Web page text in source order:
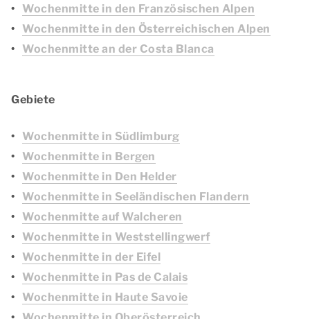
Wochenmitte in den Französischen Alpen
Wochenmitte in den Österreichischen Alpen
Wochenmitte an der Costa Blanca
Gebiete
Wochenmitte in Südlimburg
Wochenmitte in Bergen
Wochenmitte in Den Helder
Wochenmitte in Seeländischen Flandern
Wochenmitte auf Walcheren
Wochenmitte in Weststellingwerf
Wochenmitte in der Eifel
Wochenmitte in Pas de Calais
Wochenmitte in Haute Savoie